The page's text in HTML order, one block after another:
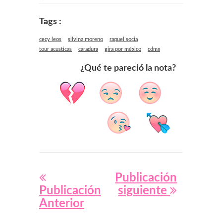
Tags :
cecy leos silvina moreno
raquel socia
tour acusticas
caradura gira por méxico cdmx
¿Qué te pareció la nota?
Publicación
Anterior
Publicación
siguiente